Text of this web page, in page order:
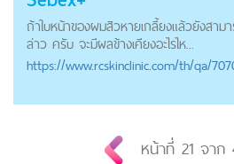
ถ้าใบหน้าของผมสิวหายเกลี้ยงแล้วยังสาม
ล่าว ครับ จะมีผลข้างเคียงอะไรไห...
https://www.rcskinclinic.com/th/qa/
หน้าที่ 21 จาก